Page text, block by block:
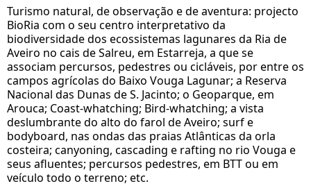
Turismo natural, de observação e de aventura: projecto
BioRia com o seu centro interpretativo da
biodiversidade dos ecossistemas lagunares da Ria de
Aveiro no cais de Salreu, em Estarreja, a que se
associam percursos, pedestres ou cicláveis, por entre os
campos agrícolas do Baixo Vouga Lagunar; a Reserva
Nacional das Dunas de S. Jacinto; o Geoparque, em
Arouca; Coast-whatching; Bird-whatching; a vista
deslumbrante do alto do farol de Aveiro; surf e
bodyboard, nas ondas das praias Atlânticas da orla
costeira; canyoning, cascading e rafting no rio Vouga e
seus afluentes; percursos pedestres, em BTT ou em
veículo todo o terreno; etc.